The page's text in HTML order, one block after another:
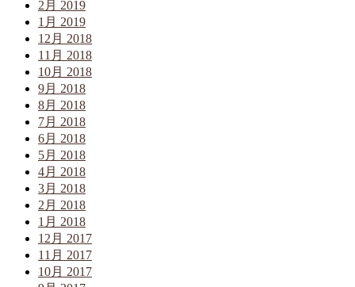
2月 2019
1月 2019
12月 2018
11月 2018
10月 2018
9月 2018
8月 2018
7月 2018
6月 2018
5月 2018
4月 2018
3月 2018
2月 2018
1月 2018
12月 2017
11月 2017
10月 2017